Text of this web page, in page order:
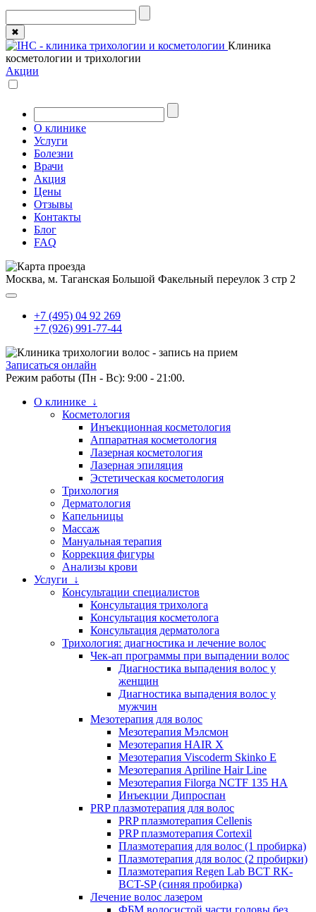
✖
Клиника
косметологии и трихологии
Акции
О клинике
Услуги
Болезни
Врачи
Акция
Цены
Отзывы
Контакты
Блог
FAQ
Москва, м. Таганская Большой Факельный переулок 3 стр 2
+7 (495) 04 92 269
+7 (926) 991-77-44
Записаться онлайн
Режим работы (Пн - Вс): 9:00 - 21:00.
О клинике ↓
Косметология
Инъекционная косметология
Аппаратная косметология
Лазерная косметология
Лазерная эпиляция
Эстетическая косметология
Трихология
Дерматология
Капельницы
Массаж
Мануальная терапия
Коррекция фигуры
Анализы крови
Услуги ↓
Консультации специалистов
Консультация трихолога
Консультация косметолога
Консультация дерматолога
Трихология: диагностика и лечение волос
Чек-ап программы при выпадении волос
Диагностика выпадения волос у
женщин
Диагностика выпадения волос у
мужчин
Мезотерапия для волос
Мезотерапия Мэлсмон
Мезотерапия HAIR X
Мезотерапия Viscoderm Skinko E
Мезотерапия Apriline Hair Line
Мезотерапия Filorga NCTF 135 HA
Инъекции Дипроспан
PRP плазмотерапия для волос
PRP плазмотерапия Cellenis
PRP плазмотерапия Cortexil
Плазмотерапия для волос (1 пробирка)
Плазмотерапия для волос (2 пробирки)
Плазмотерапия Regen Lab BCT RK-
BCT-SP (синяя пробирка)
Лечение волос лазером
ФБМ волосистой части головы без